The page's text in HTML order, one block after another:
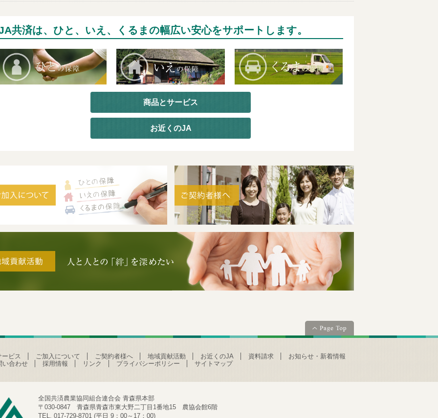
共済は、ひと、いえ、くるまの幅広い安心をサポートします。
商品とサービス
お近くのJA
ビス ご加入について ご契約者様へ 地域貢献活動 お近くのJA 資料請求
お知らせ・新着情報
い合わせ
採用情報 リンク プライバシーポリシー サイトマップ
全国共済農業協同組合連合会 青森県本部
〒030-0847 青森県青森市東大野二丁目1番地15 農協会館6階
TEL. 017-729-8701 (平日 9：00～17：00)